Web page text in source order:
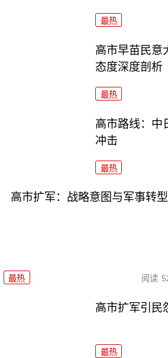
最热
高市早苗民意
态度深度剖析
最热
高市路线：中
冲击
最热
高市扩军：战略意图与军事转
最热 阅读
高市扩军引民
最热